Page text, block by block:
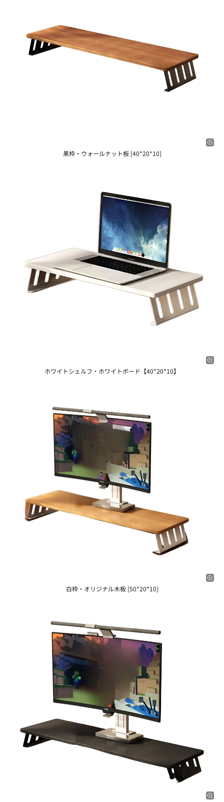
黒枠・ウォールナット板 [40*20*10]
ホワイトシェルフ・ホワイトボード【40*20*10】
白枠・オリジナル木板 [50*20*10]